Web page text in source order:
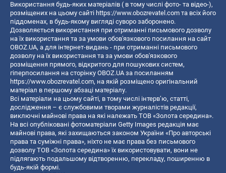
Використання будь-яких матеріалів ( в тому числі фото- та відео-),
розміщених на цьому сайті https://www.obozrevatel.com та всіх його
піддоменах, в будь-якому вигляді суворо заборонено.
Дозволяється використання при отриманні письмового дозволу
на їх використання та за умови обов'язкового посилання на сайт
OBOZ.UA, а для інтернет-видань - при отриманні письмового
дозволу на їх використання та за умови обов'язкового
розміщення прямого, відкритого для пошукових систем,
гіперпосилання на сторінку OBOZ.UA за посиланням
https://www.obozrevatel.com, на якій розміщено оригінальний
матеріал в першому абзаці матеріалу.
Всі матеріали на цьому сайті, в тому числі інтерв’ю, статті,
дослідження – є службовими творами журналістів редакції,
виключні майнові права на які належать ТОВ «Золота середина».
На всі опубліковані фотоматеріали Getty Images редакція має
майнові права, які захищаються законом України «Про авторські
права та суміжні права», ніхто не має права без письмового
дозволу ТОВ «Золота середина» їх використовувати, вони не
підлягають подальшому відтворенню, перекладу, поширенню в
будь-якій формі.